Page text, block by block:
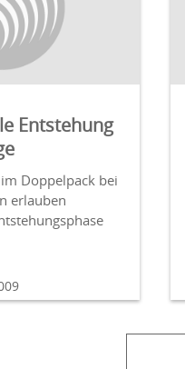
Entstehung
Doppelpack bei
erlauben